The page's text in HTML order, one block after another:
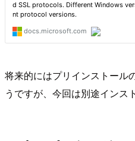
将来的にはプリインストール
うですが、今回は別途インス